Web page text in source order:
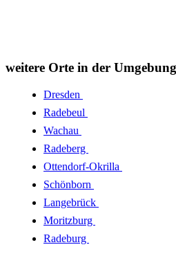
weitere Orte in der
Dresden
Radebeul
Wachau
Radeberg
Ottendorf-Okrilla
Schönborn
Langebrück
Moritzburg
Radeburg